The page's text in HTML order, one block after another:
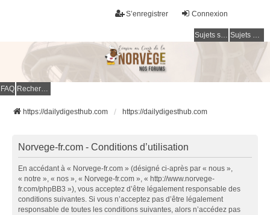
Connexion
S’enregistrer
Sujets sans réponse Sujets actifs
FAQ Rechercher
https://dailydigesthub.com https://dailydigesthub.com
Norvege-fr.com - Conditions d’utilisation
En accédant à « Norvege-fr.com » (désigné ci-après par « nous »,
« notre », « nos », « Norvege-fr.com », « http://www.norvege-
fr.com/phpBB3 »), vous acceptez d’être légalement responsable des
conditions suivantes. Si vous n’acceptez pas d’être légalement
responsable de toutes les conditions suivantes, alors n’accédez pas